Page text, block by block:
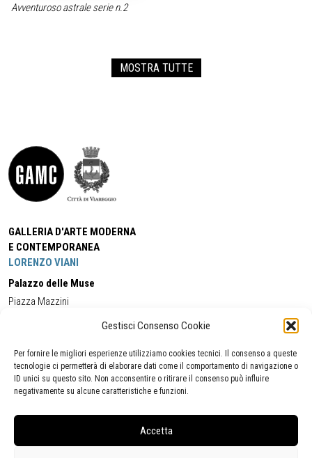
Gestisci Consenso Cookie
Per fornire le migliori esperienze utilizziamo cookies tecnici. Il consenso a queste
tecnologie ci permetterà di elaborare dati come il comportamento di navigazione o
ID unici su questo sito. Non acconsentire o ritirare il consenso può influire
negativamente su alcune caratteristiche e funzioni.
Accetta
Avventuroso astrale serie n.2
MOSTRA TUTTE
GALLERIA D'ARTE MODERNA
E CONTEMPORANEA
LORENZO VIANI
Palazzo delle Muse
Piazza Mazzini
Cell:+39 338 5714978 (orario apertura Galleria)
Tel:
+39 0584 944580
(orario 09.00/13.00)
Email:gamc@comune.viareggio.lu.it
Segnalazione di inaccessibilità